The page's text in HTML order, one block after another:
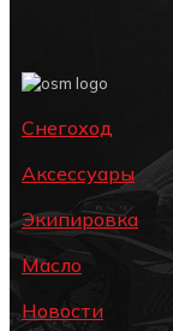
Снегоход
Аксессуары
Экипировка
Масло
Новости